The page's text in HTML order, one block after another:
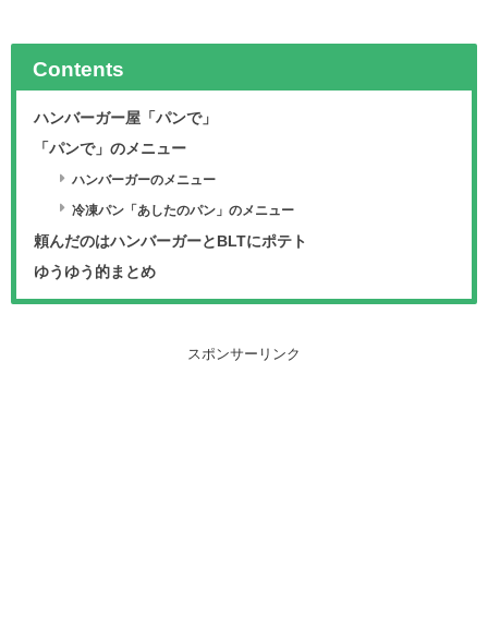
Contents
ハンバーガー屋「パンで」
「パンで」のメニュー
ハンバーガーのメニュー
冷凍パン「あしたのパン」のメニュー
頼んだのはハンバーガーとBLTにポテト
ゆうゆう的まとめ
スポンサーリンク